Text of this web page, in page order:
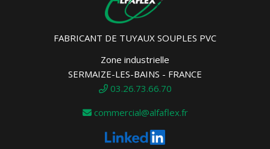
FABRICANT DE TUYAUX SOUPLES PVC
Zone industrielle
SERMAIZE-LES-BAINS - FRANCE
03.26.73.66.70
commercial@alfaflex.fr